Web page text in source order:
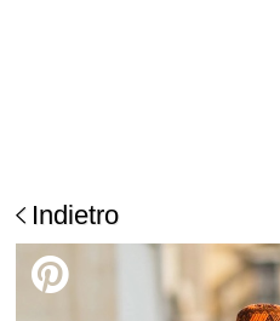
Indietro